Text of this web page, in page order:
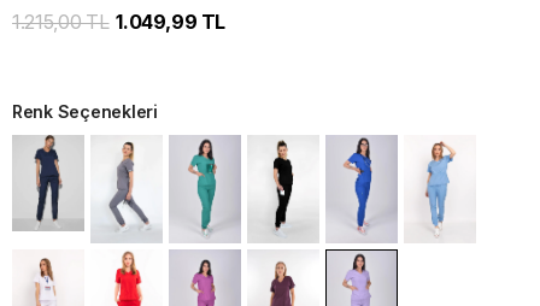
1.215,00 TL 1.049,99 TL
Renk Seçenekleri